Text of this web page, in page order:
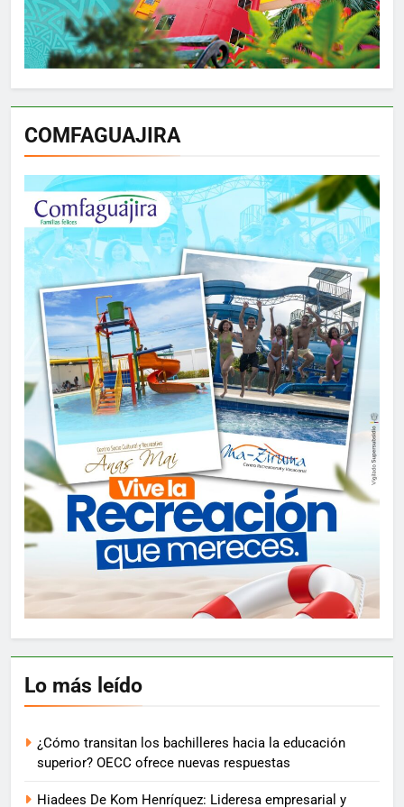
COMFAGUAJIRA
Lo más leído
¿Cómo transitan los bachilleres hacia la educación
superior? OECC ofrece nuevas respuestas
Hiadees De Kom Henríquez: Lideresa empresarial y